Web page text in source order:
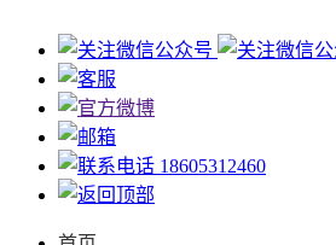
18605312460